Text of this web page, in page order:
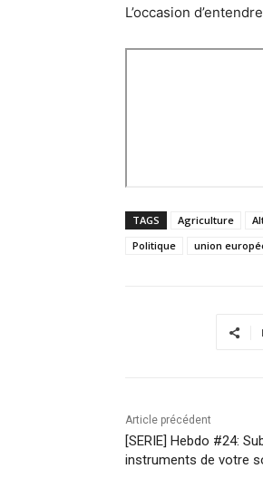
L’occasion
TAGS Agriculture
Politique
union
Article précédent
[SERIE] Hebdo #24:
instruments de votre